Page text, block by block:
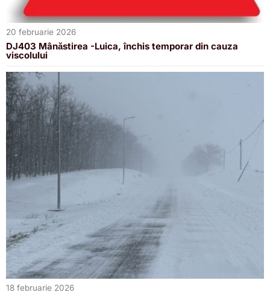
20 februarie 2026
DJ403 Mânăstirea -Luica, închis temporar din cauza
viscolului
18 februarie 2026